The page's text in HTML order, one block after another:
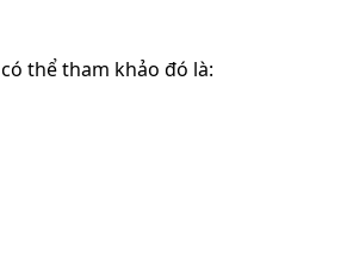
thể tham khảo đó là: